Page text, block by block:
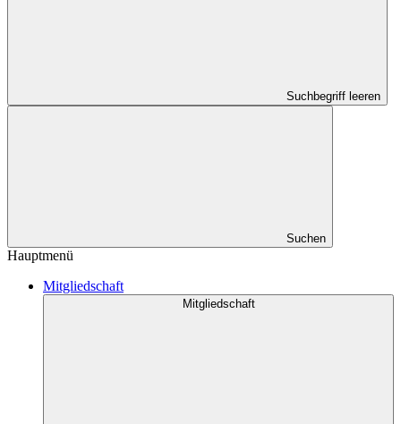
Suchbegriff leeren
Suchen
Hauptmenü
Mitgliedschaft
Mitgliedschaft